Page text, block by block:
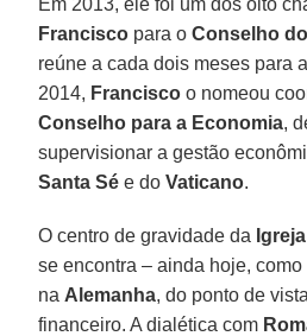
Francisco para oConselho
reúne a cada dois meses para
2014, Francisco o nomeou
Conselho para a Economia,
supervisionar a gestão
Santa Sé e doVaticano.
O centro de gravidade da
se encontra – ainda hoje,
na Alemanha, do ponto de
financeiro. A dialética com